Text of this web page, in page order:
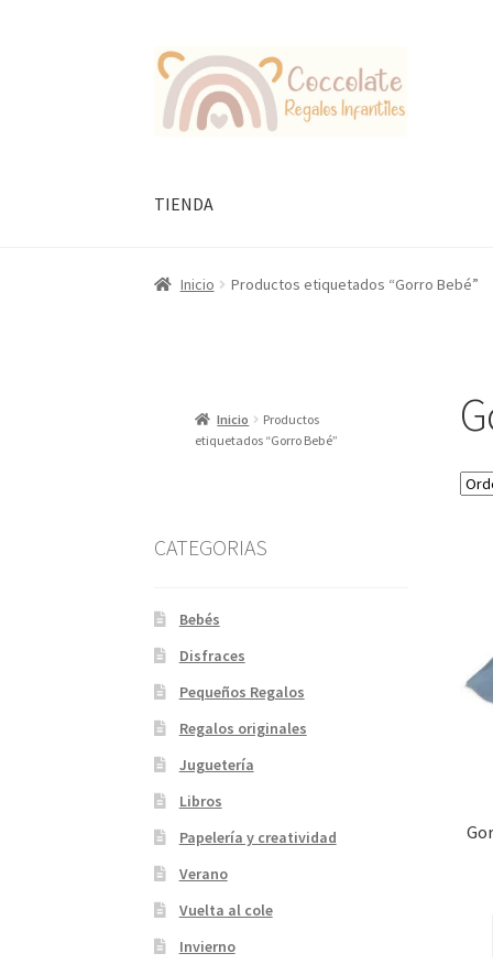
Ir
la
Ir
al
contenido
TIENDA
Inicio Productos etiquetados “Gorro Bebé”
Inicio
Productos
etiquetados “Gorro Bebé”
CATEGORIAS
Bebés
Disfraces
Pequeños Regalos
Regalos originales
Juguetería
Libros
Papelería y creatividad
Verano
Vuelta al cole
Invierno